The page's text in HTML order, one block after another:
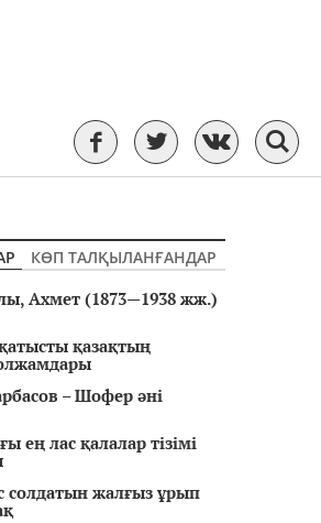
КӨП ТАЛҚЫЛАНҒАНДАР
Ахмет (1873—1938 жж.)
қазақтың
– Шофер әні
ең лас қалалар тізімі
солдатын жалғыз ұрып